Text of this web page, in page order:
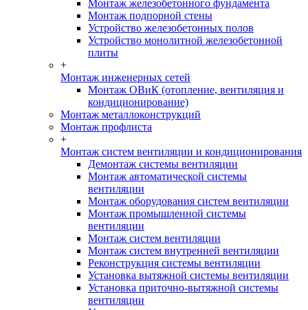
Монтаж железобетонного фундамента
Монтаж подпорной стены
Устройство железобетонных полов
Устройство монолитной железобетонной
плиты
+
Монтаж инженерных сетей
Монтаж ОВиК (отопление, вентиляция и
кондиционирование)
Монтаж металлоконструкций
Монтаж профлиста
+
Монтаж систем вентиляции и кондиционирования
Демонтаж системы вентиляции
Монтаж автоматической системы
вентиляции
Монтаж оборудования систем вентиляции
Монтаж промышленной системы
вентиляции
Монтаж систем вентиляции
Монтаж систем внутренней вентиляции
Реконструкция системы вентиляции
Установка вытяжной системы вентиляции
Установка приточно-вытяжной системы
вентиляции